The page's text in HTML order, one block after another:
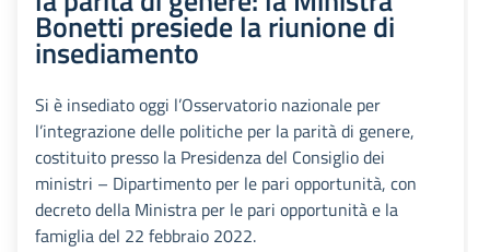
Bonetti presiede la riunione di
insediamento
Si è insediato oggi l’Osservatorio nazionale per
l’integrazione delle politiche per la parità di genere,
costituito presso la Presidenza del Consiglio dei
ministri – Dipartimento per le pari opportunità, con
decreto della Ministra per le pari opportunità e la
famiglia del 22 febbraio 2022.